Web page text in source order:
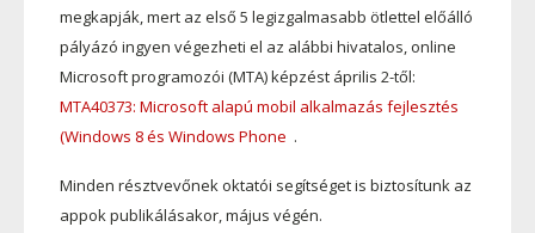
megkapják, mert az első 5 legizgalmasabb ötlettel előálló
pályázó ingyen végezheti el az alábbi hivatalos, online
Microsoft programozói (MTA) képzést április 2-től:
MTA40373: Microsoft alapú mobil alkalmazás fejlesztés
(Windows 8 és Windows Phone .
Minden résztvevőnek oktatói segítséget is biztosítunk az
appok publikálásakor, május végén.